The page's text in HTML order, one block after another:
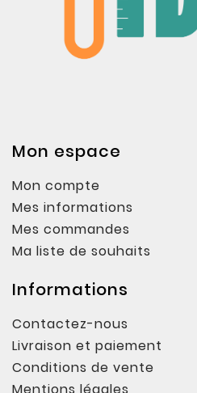
Mon espace
Mon compte
Mes informations
Mes commandes
Ma liste de souhaits
Informations
Contactez-nous
Livraison et paiement
Conditions de vente
Mentions légales